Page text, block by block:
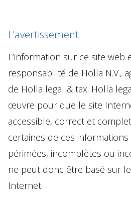
Utilisation des cookies
FR NL DE
L’avertissement
L’information sur ce site web
responsabilité de Holla N.V.,
de Holla legal & tax. Holla
œuvre pour que le site
accessible, correct et
certaines de ces
périmées, incomplètes ou
ne peut donc être basé sur
Internet.